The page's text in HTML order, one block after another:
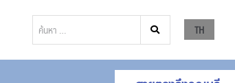
TH